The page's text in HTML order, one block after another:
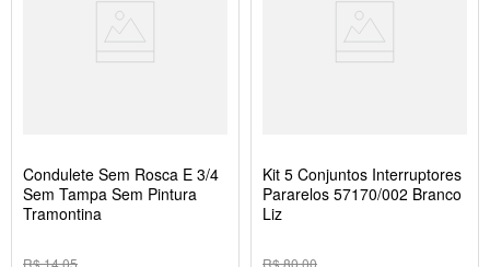
Condulete Sem Rosca E 3/4
Sem Tampa Sem Pintura
Tramontina
R$ 14,05
Kit 5 Conjuntos Interruptores
Pararelos 57170/002 Branco
Liz
R$ 80,00